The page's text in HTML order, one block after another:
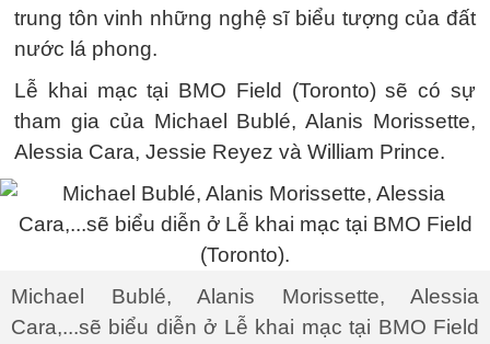
trung tôn vinh những nghệ sĩ biểu tượng của đất
nước lá phong.
Lễ khai mạc tại BMO Field (Toronto) sẽ có sự
tham gia của Michael Bublé, Alanis Morissette,
Alessia Cara, Jessie Reyez và William Prince.
Michael Bublé, Alanis Morissette, Alessia
Cara,...sẽ biểu diễn ở Lễ khai mạc tại BMO Field